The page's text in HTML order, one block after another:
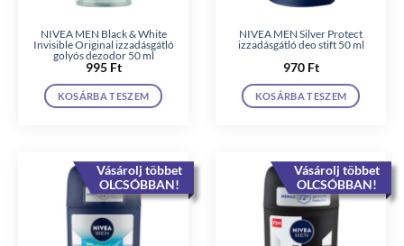
NIVEA MEN Black & White
Invisible Original izzadásgátló
golyós dezodor 50 ml
995 Ft
KOSÁRBA TESZEM
NIVEA MEN Silver Protect
izzadásgátló deo stift 50 ml
970 Ft
KOSÁRBA TESZEM
Vásárolj többet
OLCSÓBBAN!
Vásárolj többet
OLCSÓBBAN!